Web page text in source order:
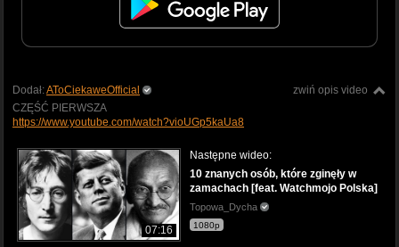
zwiń opis video
Dodał:AToCiekaweOfficial
CZĘŚĆ PIERWSZA
https://www.youtube.com/watch?vioUGp5kaUa8
07:16
Następne wideo:
10 znanych osób, które zginęły w
zamachach [feat. Watchmojo Polska]
Topowa_Dycha
1080p